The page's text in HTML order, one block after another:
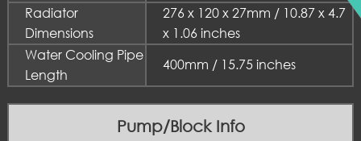
Radiator
Dimensions
276 x 120 x 27mm / 10.87 x 4.7
x 1.06 inches
Water Cooling Pipe
Length
400mm / 15.75 inches
Pump/Block Info